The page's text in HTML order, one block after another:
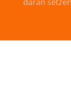
daran